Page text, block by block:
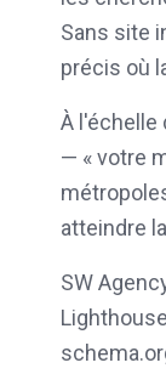
Sans site
précis où
À
— « votre
atteindre
SW